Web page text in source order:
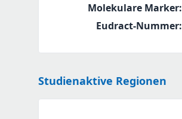
Molekulare Marker:
Eudract-Nummer:
Studienaktive Regionen